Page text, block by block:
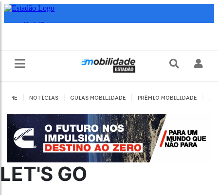
HOME NOTÍCIAS GUIAS MOBILIDADE PRÊMIO MOBILIDADE
LET'S GO